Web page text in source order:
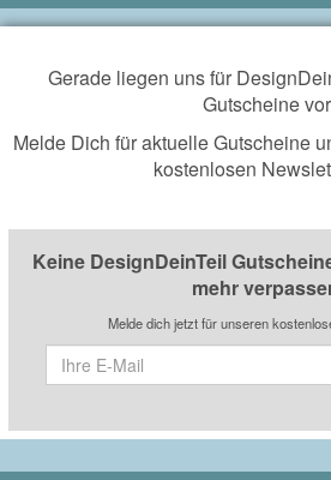
Gerade liegen uns für
Gutscheine
Melde Dich für aktuelle Gutscheine
kostenlosen
Keine DesignDeinTeil
mehr
Melde dich jetzt für unseren